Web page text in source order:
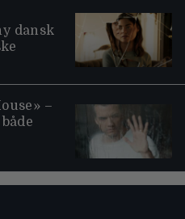
dansk
–